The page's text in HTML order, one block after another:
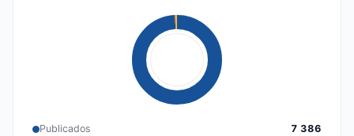
Publicados
7 386